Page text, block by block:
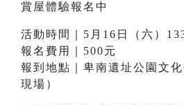
賞屋體驗報名中
活動時間｜5月16日（六）
報名費用｜500元
報到地點｜卑南遺址公園文
現場）